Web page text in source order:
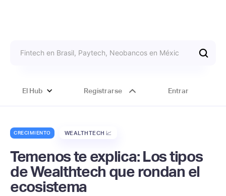
El Hub Registrarse Entrar
CRECIMIENTO WEALTHTECH 📈
Temenos te explica: Los tipos
de Wealthtech que rondan el
ecosistema